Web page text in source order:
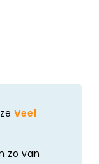
Veel
zo van